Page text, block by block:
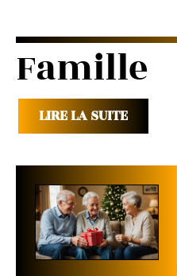
Famille
LIRE LA SUITE